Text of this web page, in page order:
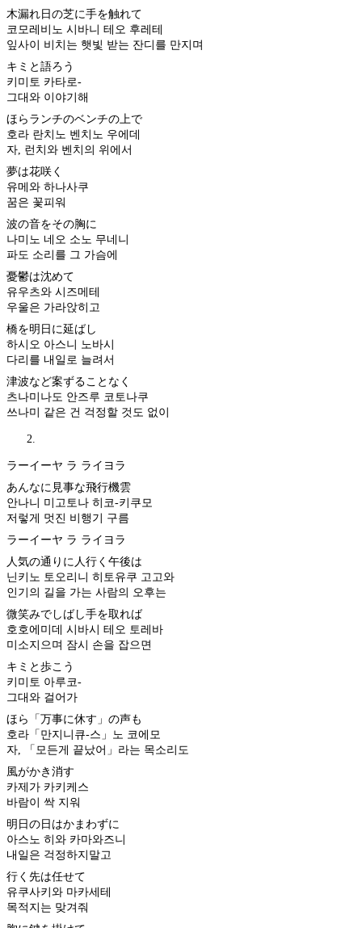
木漏れ日の芝に手を触れて
코모레비노 시바니 테오 후레테
잎사이 비치는 햇빛 받는 잔디를 만지며
キミと語ろう
키미토 카타로-
그대와 이야기해
ほらランチのベンチの上で
호라 란치노 벤치노 우에데
자, 런치와 벤치의 위에서
夢は花咲く
유메와 하나사쿠
꿈은 꽃피워
波の音をその胸に
나미노 네오 소노 무네니
파도 소리를 그 가슴에
憂鬱は沈めて
유우츠와 시즈메테
우울은 가라앉히고
橋を明日に延ばし
하시오 아스니 노바시
다리를 내일로 늘려서
津波など案ずることなく
츠나미나도 안즈루 코토나쿠
쓰나미 같은 건 걱정할 것도 없이
ラーイーヤ ラ ライヨラ
あんなに見事な飛行機雲
안나니 미고토나 히코-키쿠모
저렇게 멋진 비행기 구름
ラーイーヤ ラ ライヨラ
人気の通りに人行く午後は
닌키노 토오리니 히토유쿠 고고와
인기의 길을 가는 사람의 오후는
微笑みでしばし手を取れば
호호에미데 시바시 테오 토레바
미소지으며 잠시 손을 잡으면
キミと歩こう
키미토 아루코-
그대와 걸어가
ほら「万事に休す」の声も
호라「만지니큐-스」노 코에모
자, 「모든게 끝났어」라는 목소리도
風がかき消す
카제가 카키케스
바람이 싹 지워
明日の日はかまわずに
아스노 히와 카마와즈니
내일은 걱정하지말고
行く先は任せて
유쿠사키와 마카세테
목적지는 맞겨줘